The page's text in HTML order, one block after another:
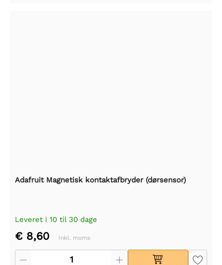
Adafruit Magnetisk kontaktafbryder (dørsensor)
Leveret i 10 til 30 dage
€ 8,60 Inkl. moms